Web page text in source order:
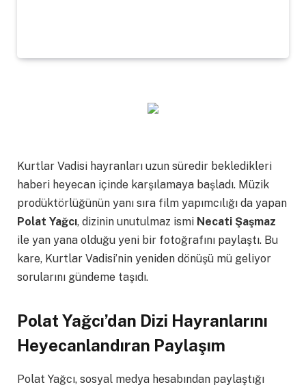
Kurtlar Vadisi hayranları uzun süredir bekledikleri
haberi heyecan içinde karşılamaya başladı. Müzik
prodüktörlüğünün yanı sıra film yapımcılığı da yapan
Polat Yağcı, dizinin unutulmaz ismi Necati Şaşmaz
ile yan yana olduğu yeni bir fotoğrafını paylaştı. Bu
kare, Kurtlar Vadisi’nin yeniden dönüşü mü geliyor
sorularını gündeme taşıdı.
Polat Yağcı’dan Dizi Hayranlarını
Heyecanlandıran Paylaşım
Polat Yağcı, sosyal medya hesabından paylaştığı